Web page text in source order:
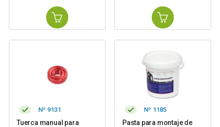
Nº 9131
Tuerca manual para
Nº 1185
Pasta para montaje de